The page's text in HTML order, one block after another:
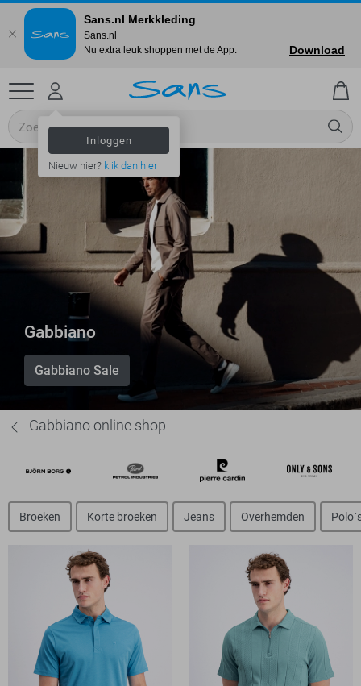
Inloggen
Nieuw hier? klik dan hier
Gabbiano
Gabbiano Sale
Gabbiano online shop
Broeken Korte broeken Jeans Overhemden
Sans.nl Merkkleding
Sans.nl
Nu extra leuk shoppen met de App.
Download